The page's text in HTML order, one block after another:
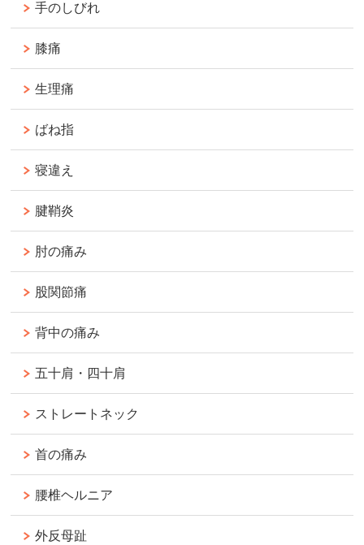
手のしびれ
膝痛
生理痛
ばね指
寝違え
腱鞘炎
肘の痛み
股関節痛
背中の痛み
五十肩・四十肩
ストレートネック
首の痛み
腰椎ヘルニア
外反母趾